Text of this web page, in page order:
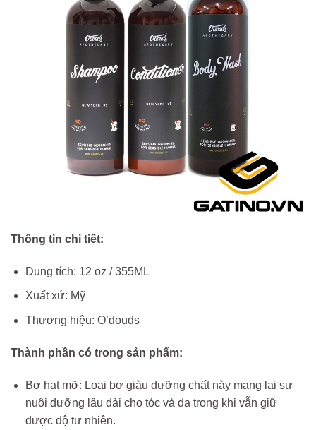
Thông tin chi tiết:
Dung tích: 12 oz / 355ML
Xuất xứ: Mỹ
Thương hiệu: O’douds
Thành phần có trong sản phẩm:
Bơ hạt mỡ: Loại bơ giàu dưỡng chất này mang lại sự
nuôi dưỡng lâu dài cho tóc và da trong khi vẫn giữ
được độ tư nhiên.